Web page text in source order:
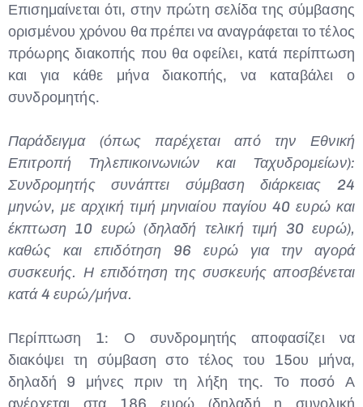
Επισημαίνεται ότι, στην πρώτη σελίδα της σύμβασης
ορισμένου χρόνου θα πρέπει να αναγράφεται το τέλος
πρόωρης διακοπής που θα οφείλει, κατά περίπτωση
και για κάθε μήνα διακοπής, να καταβάλει ο
συνδρομητής.
Παράδειγμα (όπως παρέχεται από την Εθνική
Επιτροπή Τηλεπικοινωνιών και Ταχυδρομείων):
Συνδρομητής συνάπτει σύμβαση διάρκειας 24
μηνών, με αρχική τιμή μηνιαίου παγίου 40 ευρώ και
έκπτωση 10 ευρώ (δηλαδή τελική τιμή 30 ευρώ),
καθώς και επιδότηση 96 ευρώ για την αγορά
συσκευής. Η επιδότηση της συσκευής αποσβένεται
κατά 4 ευρώ/μήνα.
Περίπτωση 1: Ο συνδρομητής αποφασίζει να
διακόψει τη σύμβαση στο τέλος του 15ου μήνα,
δηλαδή 9 μήνες πριν τη λήξη της. Το ποσό Α